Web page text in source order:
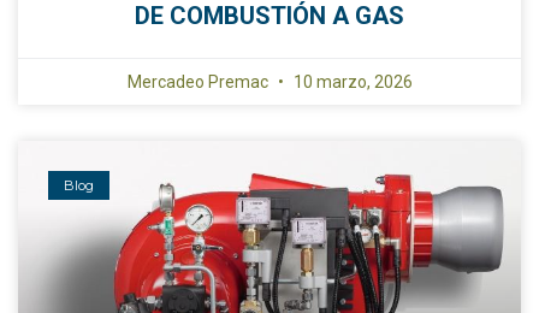
DE COMBUSTIÓN A GAS
Mercadeo Premac 10 marzo, 2026
Blog